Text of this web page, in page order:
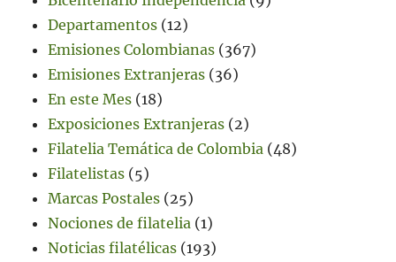
Departamentos (12)
Emisiones Colombianas (367)
Emisiones Extranjeras (36)
En este Mes (18)
Exposiciones Extranjeras (2)
Filatelia Temática de Colombia (48)
Filatelistas (5)
Marcas Postales (25)
Nociones de filatelia (1)
Noticias filatélicas (193)